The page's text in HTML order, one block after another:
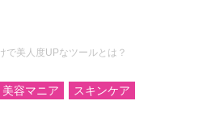
で美人度UPなツールとは？
美容マニア
スキンケア